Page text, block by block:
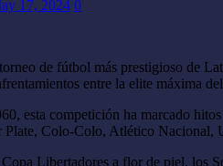
17, 2024 0
de fútbol más prestigioso de
entre la elite máxima
esta competición ha marcado
Colo-Colo, Atlético Nacional,
Libertadores a flor de piel, los